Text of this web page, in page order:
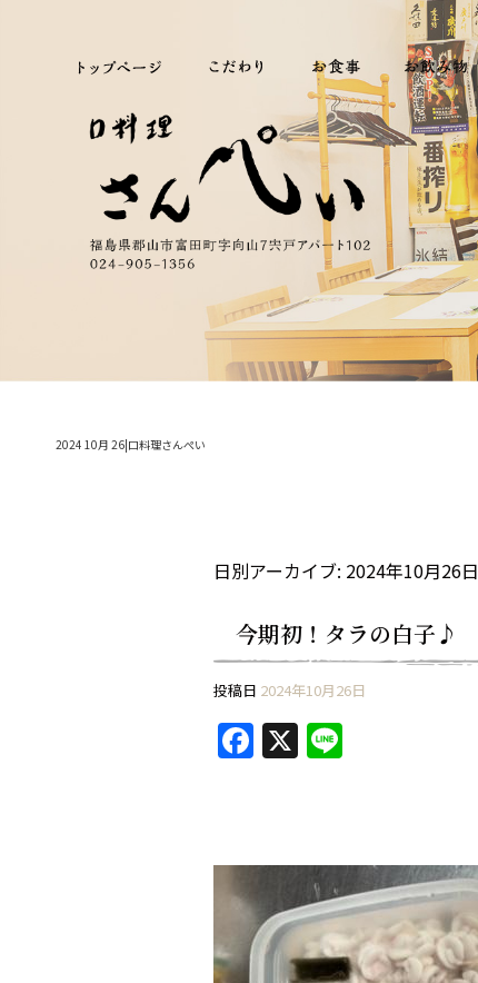
2024 10月 26|口料理さんぺい
日別アーカイブ: 2024年10月26日
今期初！タラの白子♪
投稿日 2024年10月26日
F
a
b
o
o
X